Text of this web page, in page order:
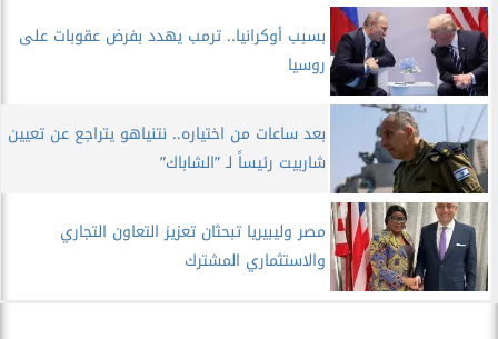
بسبب أوكرانيا.. ترمب يهدد بفرض عقوبات على
روسيا
بعد ساعات من اختياره.. نتنياهو يتراجع عن تعيين
شاربيت رئيساً لـ ”الشاباك”
مصر وليبيريا تبحثان تعزيز التعاون التجاري
والاستثماري المشترك